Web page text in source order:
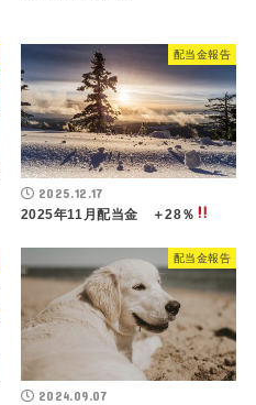
配当金報告
2025.12.17
2025年11月配当金 ＋28％
配当金報告
2024.09.07